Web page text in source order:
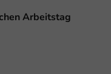
Arbeitstag